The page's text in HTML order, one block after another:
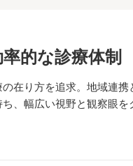
的な診療体制
在り方を追求。地域連携
、幅広い視野と観察眼